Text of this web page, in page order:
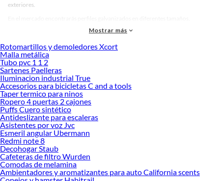
exteriores.
grosores y acabados. Desde modelos livianos para trabajos sencillos, hasta
opciones con terminaciones lisas o perforadas, ideales para adaptarse a distintos
tipos de instalación. Esta variedad permite elegir el perfil perfecto según el tipo
de proyecto, el espacio disponible y el nivel de resistencia que necesitas.
Antes de decidir, considera factores como el uso que le darás, la exposición a la
humedad y la facilidad de montaje. Un perfil galvanizado adecuado no solo
garantiza estabilidad, sino que también reduce costos de mantenimiento y
prolonga la vida de la estructura. Descubre cuál se adapta mejor a ti y aprovecha
la oportunidad de trabajar con materiales que combinan calidad y
funcionalidad.
Conoce más sobre sus beneficios y explora nuestras colecciones disponibles
para encontrar la opción ideal. Elegir el perfil correcto marcará la diferencia en
la seguridad y durabilidad de tu proyecto.
Perfiles
Mostrar más
Rotomartillos y demoledores Xcort
Malla metálica
Tubo pvc 1 1 2
Sartenes Paelleras
Iluminacion industrial True
Accesorios para bicicletas C and a tools
Taper termico para ninos
Ropero 4 puertas 2 cajones
Puffs Cuero sintético
Antideslizante para escaleras
Asistentes por voz Jvc
Esmeril angular Ubermann
Redmi note 8
Decohogar Staub
Cafeteras de filtro Wurden
Comodas de melamina
Ambientadores y aromatizantes para auto California scents